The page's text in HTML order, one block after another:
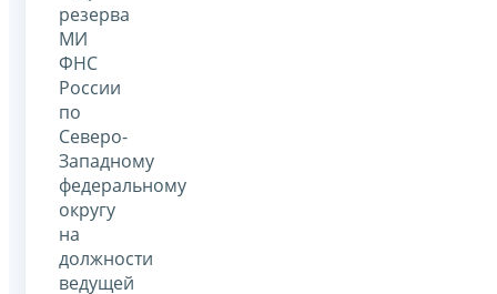
резерва
МИ
ФНС
России
по
Северо-
Западному
федеральному
округу
на
должности
ведущей